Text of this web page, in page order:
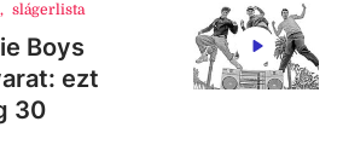
, slágerlista
Boys
ezt
30